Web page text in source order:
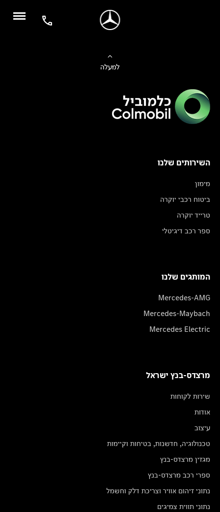
למעלה
השירותים שלנו
מימון
ביטוח רכבי יוקרה
טרייד יוקרה
ספר רכב דיגיטלי
המותגים שלנו
Mercedes-AMG
Mercedes-Maybach
Mercedes Electric
מרצדס-בנץ ישראל
שירות לקוחות
אודות
עיצוב
טכנולוגיה, חדשנות, בטיחות וקיימות
מגזין מרצדס-בנץ
ספרי רכב מרצדס-בנץ
נתוני זיהום אוויר וצריכת דלק וחשמל
נתוני תווית צמיגים